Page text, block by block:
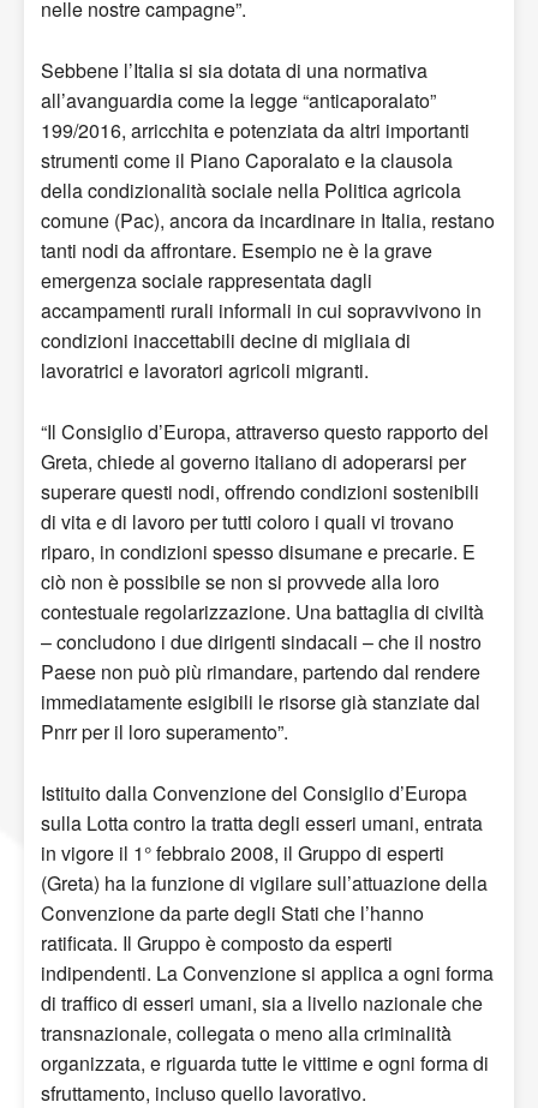
nelle nostre campagne”.
Sebbene l’Italia si sia dotata di una normativa
all’avanguardia come la legge “anticaporalato”
199/2016, arricchita e potenziata da altri importanti
strumenti come il Piano Caporalato e la clausola
della condizionalità sociale nella Politica agricola
comune (Pac), ancora da incardinare in Italia, restano
tanti nodi da affrontare. Esempio ne è la grave
emergenza sociale rappresentata dagli
accampamenti rurali informali in cui sopravvivono in
condizioni inaccettabili decine di migliaia di
lavoratrici e lavoratori agricoli migranti.
“Il Consiglio d’Europa, attraverso questo rapporto del
Greta, chiede al governo italiano di adoperarsi per
superare questi nodi, offrendo condizioni sostenibili
di vita e di lavoro per tutti coloro i quali vi trovano
riparo, in condizioni spesso disumane e precarie. E
ciò non è possibile se non si provvede alla loro
contestuale regolarizzazione. Una battaglia di civiltà
– concludono i due dirigenti sindacali – che il nostro
Paese non può più rimandare, partendo dal rendere
immediatamente esigibili le risorse già stanziate dal
Pnrr per il loro superamento”.
Istituito dalla Convenzione del Consiglio d’Europa
sulla Lotta contro la tratta degli esseri umani, entrata
in vigore il 1° febbraio 2008, il Gruppo di esperti
(Greta) ha la funzione di vigilare sull’attuazione della
Convenzione da parte degli Stati che l’hanno
ratificata. Il Gruppo è composto da esperti
indipendenti. La Convenzione si applica a ogni forma
di traffico di esseri umani, sia a livello nazionale che
transnazionale, collegata o meno alla criminalità̀
organizzata, e riguarda tutte le vittime e ogni forma di
sfruttamento, incluso quello lavorativo.